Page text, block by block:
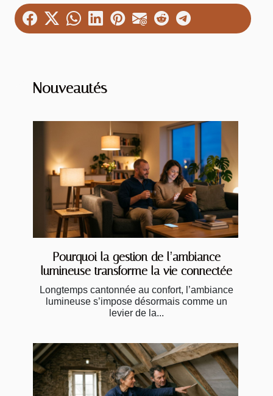
Nouveautés
Pourquoi la gestion de l’ambiance
lumineuse transforme la vie connectée
Longtemps cantonnée au confort, l’ambiance
lumineuse s’impose désormais comme un
levier de la...